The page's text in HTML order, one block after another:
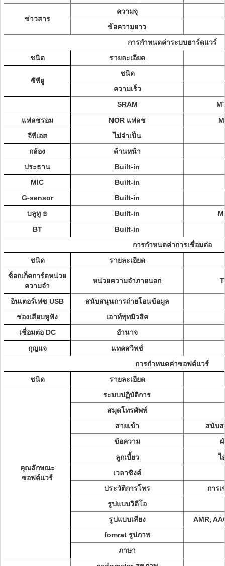
ข่าวสาร
ความจุ
ข้อความยาว
การกำหนดค่าระบบฮาร์ดแวร์
ชนิด
รายละเอียด
ซีพียู
ชนิด
ความเร็ว
SRAM
แฟลชรอม
NOR แฟลช
จีพีเอส
ไม่จำเป็น
กล้อง
ด้านหน้า
ประธาน
Built-in
MIC
Built-in
G-sensor
Built-in
บลูทู ธ
Built-in
BT
Built-in
การกำหนดค่าการเชื่อมต่อ
ชนิด
รายละเอียด
ซ็อกเก็ตการ์ดหน่วย
ความจำ
หน่วยความจำภายนอก
อินเตอร์เฟซ USB
สนับสนุนการถ่ายโอนข้อมูล
ช่องเสียบหูฟัง
เอาท์พุทมิวสิค
เชื่อมต่อ DC
อำนาจ
กุญแจ
แทคสวิทช์
การกำหนดค่าซอฟต์แวร์
ชนิด
รายละเอียด
คุณลักษณะ
ซอฟต์แวร์
ระบบปฏิบัติการ
สมุดโทรศัพท์
สายเข้า
สนับส
ข้อความ
ลูกเบี้ยว
ไ
เวลาซิงค์
ประวัติการโทร
การ
รูปแบบวิดีโอ
รูปแบบเสียง
AMR,
fomrat รูปภาพ
ภาษา